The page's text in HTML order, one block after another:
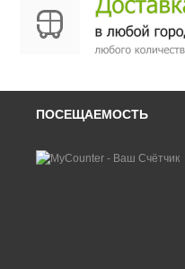
ПОСЕЩАЕМОСТЬ